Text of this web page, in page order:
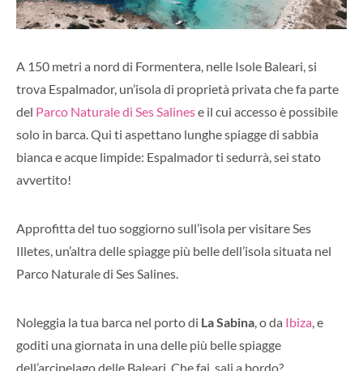
A 150 metri a nord di Formentera, nelle Isole Baleari, si
trova Espalmador, un’isola di proprietà privata che fa parte
del Parco Naturale di Ses Salinese il cui accesso è possibile
solo in barca. Qui ti aspettano lunghe spiagge di sabbia
bianca e acque limpide: Espalmador ti sedurrà, sei stato
avvertito!
Approfitta del tuo soggiorno sull’isola per visitare Ses
Illetes, un’altra delle spiagge più belle dell’isola situata nel
Parco Naturale di Ses Salines.
Noleggia la tua barca nel porto di La Sabina, o da Ibiza, e
goditi una giornata in una delle più belle spiagge
dell’arcipelago delle Baleari. Che fai, sali a bordo?